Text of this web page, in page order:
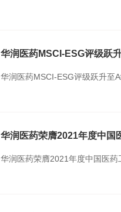
华润医药MSCI-ESG评级跃
华润医药MSCI-ESG评级跃升至
华润医药荣膺2021年度中国
华润医药荣膺2021年度中国医药